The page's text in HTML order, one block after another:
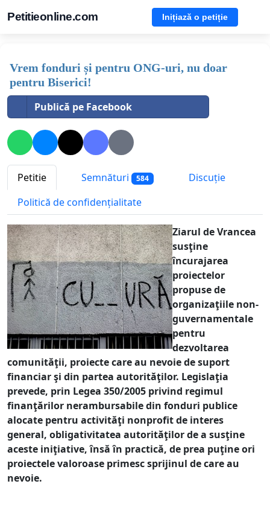
Petitieonline.com Inițiază o petiție
Vrem fonduri și pentru ONG-uri, nu doar
pentru Biserici!
Publică pe Facebook
Petitie Semnături 584
Discuție
Politică de confidențialitate
Ziarul de Vrancea
susţine
încurajarea
proiectelor
propuse de
organizaţiile non-
guvernamentale
pentru
dezvoltarea
comunităţii, proiecte care au nevoie de suport
financiar şi din partea autorităţilor. Legislaţia
prevede, prin Legea 350/2005 privind regimul
finanţărilor nerambursabile din fonduri publice
alocate pentru activităţi nonprofit de interes
general, obligativitatea autorităţilor de a susţine
aceste iniţiative, însă în practică, de prea puţine ori
proiectele valoroase primesc sprijinul de care au
nevoie.